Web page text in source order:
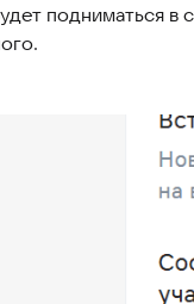
подниматься